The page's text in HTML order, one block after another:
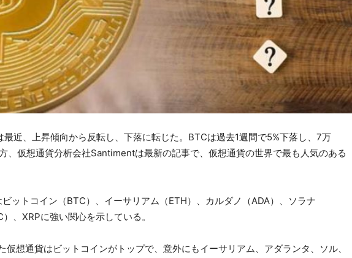
最近、上昇傾向から反転し、下落に転じた。BTCは過去1週間で5%下落し、7万
、仮想通貨分析会社Santimentは最新の記事で、仮想通貨の世界で最も人気のある
ットコイン（BTC）、イーサリアム（ETH）、カルダノ（ADA）、ソラナ
、XRPに強い関心を示している。
想通貨はビットコインがトップで、意外にもイーサリアム、アダランタ、ソル、